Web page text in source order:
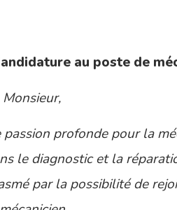
au poste de
passion profonde pour la
le diagnostic et la
par la possibilité de